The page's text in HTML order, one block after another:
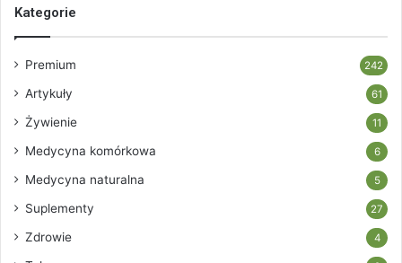
Kategorie
Premium 242
Artykuły 61
Żywienie 11
Medycyna komórkowa 6
Medycyna naturalna 5
Suplementy 27
Zdrowie 4